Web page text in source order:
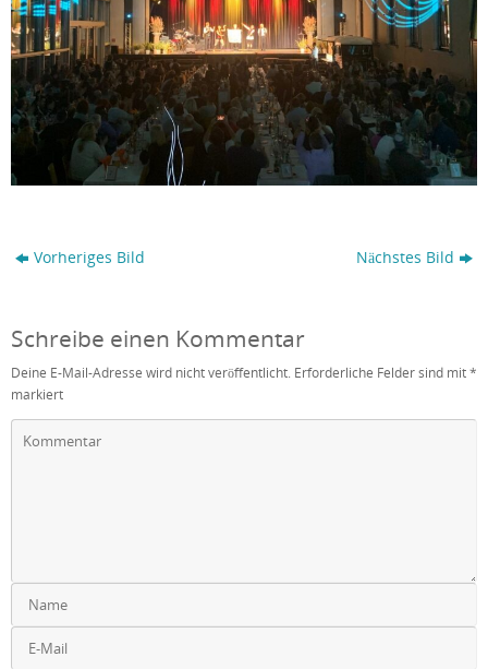
Vorheriges Bild Nächstes Bild
Schreibe einen Kommentar
Deine E-Mail-Adresse wird nicht veröffentlicht. Erforderliche Felder sind mit*
markiert